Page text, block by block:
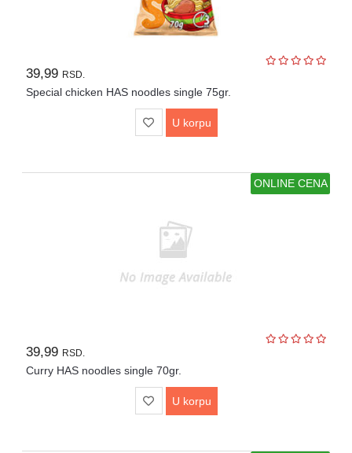
39,99 RSD.
Special chicken HAS noodles single 75gr.
U korpu
ONLINE CENA
39,99 RSD.
Curry HAS noodles single 70gr.
U korpu